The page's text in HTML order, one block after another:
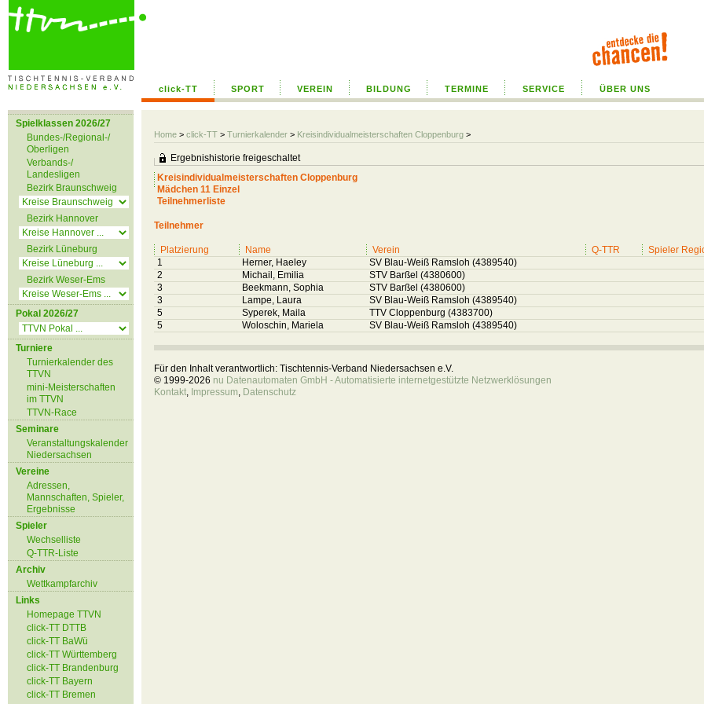
click-TT SPORT VEREIN BILDUNG TERMINE SERVICE ÜBER UNS
Home > click-TT > Turnierkalender > Kreisindividualmeisterschaften Cloppenburg >
Spielklassen 2026/27
Bundes-/Regional-/
Oberligen
Verbands-/
Landesligen
Bezirk Braunschweig
Bezirk Hannover
Bezirk Lüneburg
Bezirk Weser-Ems
Pokal 2026/27
Turniere
Turnierkalender des
TTVN
mini-Meisterschaften
im TTVN
TTVN-Race
Seminare
Veranstaltungskalender
Niedersachsen
Vereine
Adressen,
Mannschaften, Spieler,
Ergebnisse
Spieler
Wechselliste
Q-TTR-Liste
Archiv
Wettkampfarchiv
Links
Homepage TTVN
click-TT DTTB
click-TT BaWü
click-TT Württemberg
click-TT Brandenburg
click-TT Bayern
click-TT Bremen
Ergebnishistorie freigeschaltet
Kreisindividualmeisterschaften Cloppenburg
Mädchen 11 Einzel
Teilnehmerliste
Teilnehmer
Platzierung Name Verein Q-TTR
Spieler
1
Herner, Haeley
SV Blau-Weiß Ramsloh (4389540)
2
Michail, Emilia
STV Barßel (4380600)
3
Beekmann, Sophia
STV Barßel (4380600)
3
Lampe, Laura
SV Blau-Weiß Ramsloh (4389540)
5
Syperek, Maila
TTV Cloppenburg (4383700)
5
Woloschin, Mariela SV Blau-Weiß Ramsloh (4389540)
Für den Inhalt verantwortlich: Tischtennis-Verband Niedersachsen e.V.
© 1999-2026 nu Datenautomaten GmbH - Automatisierte internetgestützte Netzwerklösungen
Kontakt, Impressum, Datenschutz